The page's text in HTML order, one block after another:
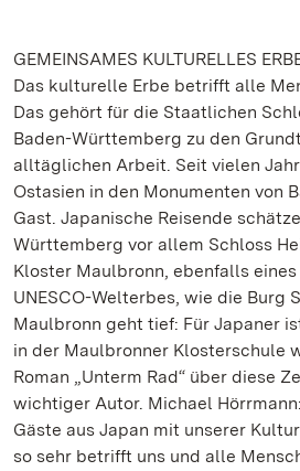
GEMEINSAMES KULTURELLES
Das kulturelle Erbe betrifft alle
Das gehört für die Staatlichen
Baden-Württemberg zu den
alltäglichen Arbeit. Seit vielen
Ostasien in den Monumenten von
Gast. Japanische Reisende
Württemberg vor allem Schloss
Kloster Maulbronn, ebenfalls
UNESCO-Welterbes, wie die Burg
Maulbronn geht tief: Für Japaner
in der Maulbronner Klosterschule
Roman „Unterm Rad“ über diese
wichtiger Autor. Michael
Gäste aus Japan mit unserer
so sehr betrifft uns und alle